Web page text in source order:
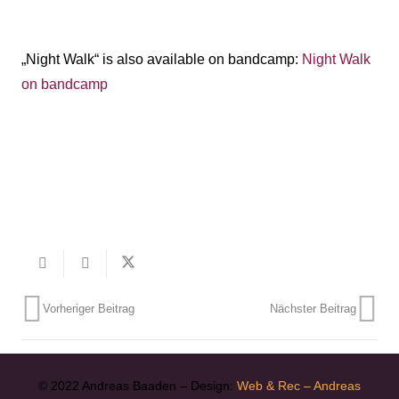
„Night Walk“ is also available on bandcamp: Night Walk
on bandcamp
Vorheriger Beitrag Nächster Beitrag
© 2022 Andreas Baaden – Design: Web & Rec – Andreas